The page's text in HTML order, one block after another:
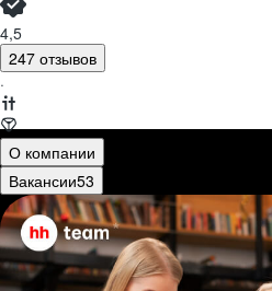
4,5
247 отзывов
·
О компании
Вакансии53